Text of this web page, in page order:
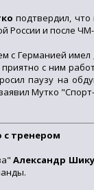
подтвердил, что
России и после
с Германией
с ним
паузу на
Мутко
с тренером
Александр